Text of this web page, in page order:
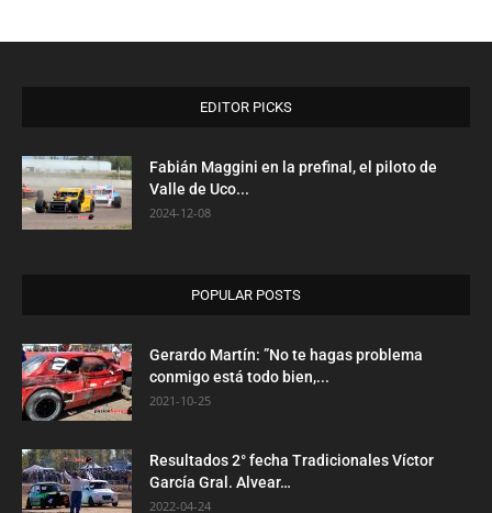
EDITOR PICKS
Fabián Maggini en la prefinal, el piloto de
Valle de Uco...
2024-12-08
POPULAR POSTS
Gerardo Martín: ”No te hagas problema
conmigo está todo bien,...
2021-10-25
Resultados 2° fecha Tradicionales Víctor
García Gral. Alvear…
2022-04-24